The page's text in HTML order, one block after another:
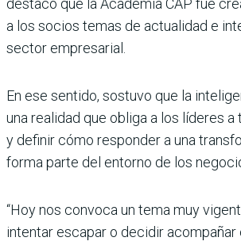
destacó que la Academia CAP fue
a los socios temas de actualidad e
sector empresarial.
En ese sentido, sostuvo que la
una realidad que obliga a los líderes
y definir cómo responder a una
forma parte del entorno de los
“Hoy nos convoca un tema muy
intentar escapar o decidir acompañar